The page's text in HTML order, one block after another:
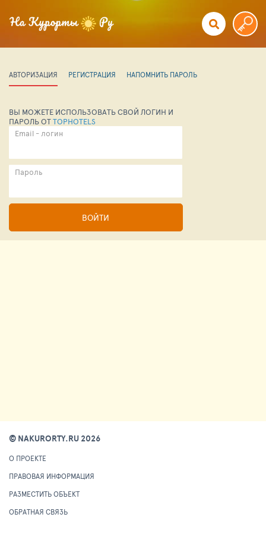
АВТОРИЗАЦИЯ РЕГИСТРАЦИЯ НАПОМНИТЬ ПАРОЛЬ
ВЫ МОЖЕТЕ ИСПОЛЬЗОВАТЬ СВОЙ ЛОГИН И
ПАРОЛЬ ОТTOPHOTELS
Email - логин
Пароль
ВОЙТИ
© NAKURORTY.RU 2026
О ПРОЕКТЕ
ПРАВОВАЯ ИНФОРМАЦИЯ
РАЗМЕСТИТЬ ОБЪЕКТ
ОБРАТНАЯ СВЯЗЬ